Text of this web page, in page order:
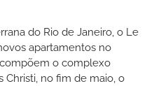
do Rio de Janeiro, o Le
apartamentos no
o complexo
Christi, no fim de maio, o